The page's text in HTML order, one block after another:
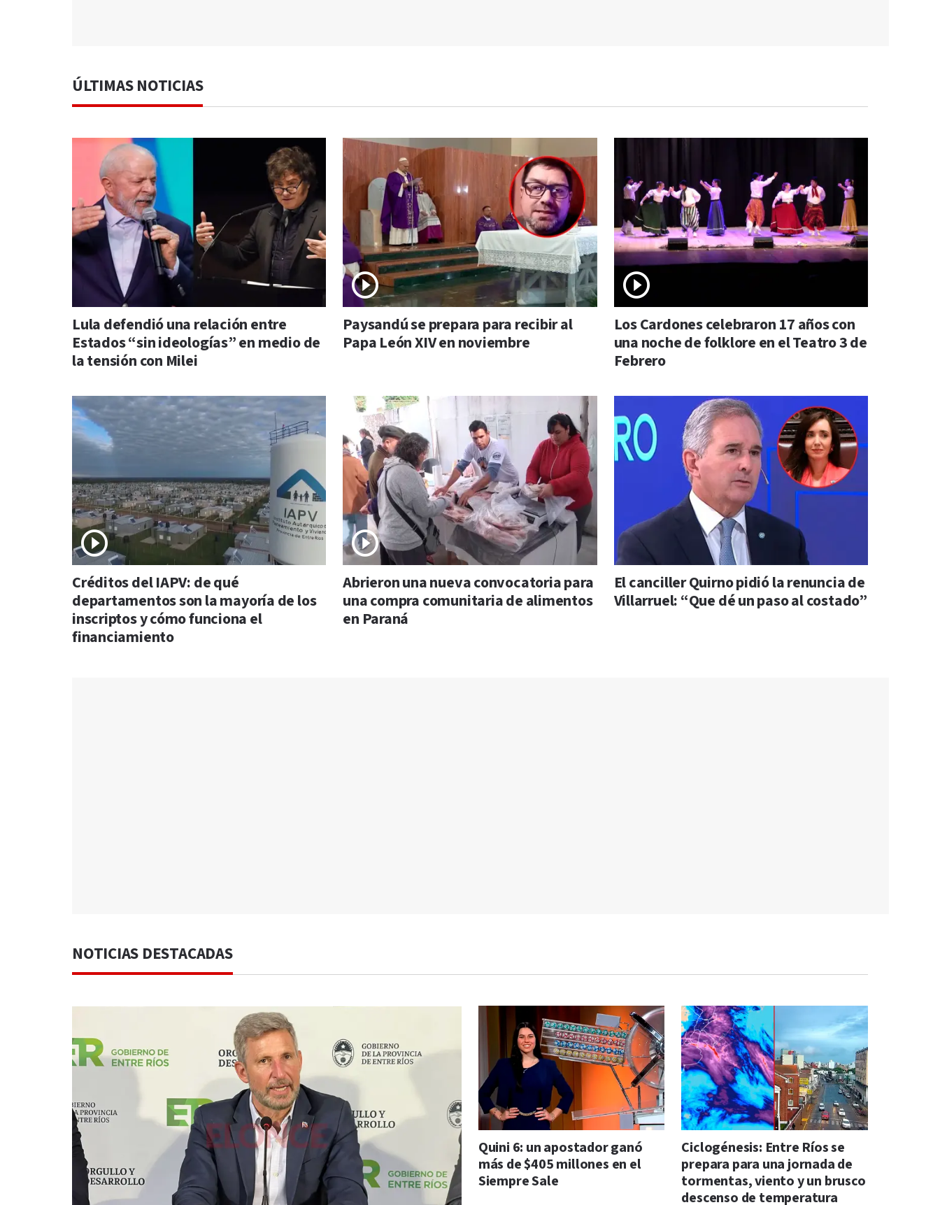
ÚLTIMAS NOTICIAS
Lula defendió una relación entre
Estados “sin ideologías” en medio de
la tensión con Milei
Paysandú se prepara para recibir al
Papa León XIV en noviembre
Los Cardones celebraron 17 años con
una noche de folklore en el Teatro 3 de
Febrero
Créditos del IAPV: de qué
departamentos son la mayoría de los
inscriptos y cómo funciona el
financiamiento
Abrieron una nueva convocatoria para
una compra comunitaria de alimentos
en Paraná
El canciller Quirno pidió la renuncia de
Villarruel: “Que dé un paso al costado”
NOTICIAS DESTACADAS
Quini 6: un apostador ganó
más de $405 millones en el
Siempre Sale
Ciclogénesis: Entre Ríos se
prepara para una jornada de
tormentas, viento y un brusco
descenso de temperatura